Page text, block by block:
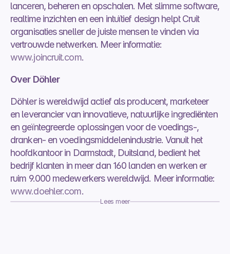
lanceren, beheren en opschalen. Met slimme software,
realtime inzichten en een intuïtief design helpt Cruit
organisaties sneller de juiste mensen te vinden via
www.joincruit.com.
Over Döhler
Döhler is wereldwijd actief als producent, marketeer
en leverancier van innovatieve, natuurlijke ingrediënten
en geïntegreerde oplossingen voor de voedings-,
dranken- en voedingsmiddelenindustrie. Vanuit het
hoofdkantoor in Darmstadt, Duitsland, bedient het
bedrijf klanten in meer dan 160 landen en werken er
www.doehler.com.
Lees meer